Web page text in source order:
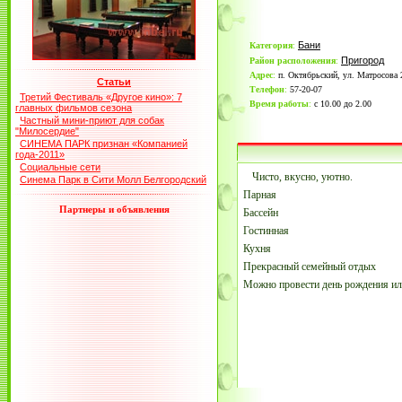
Статьи
Третий Фестиваль «Другое кино»: 7
главных фильмов сезона
Частный мини-приют для собак
"Милосердие"
СИНЕМА ПАРК признан «Компанией
года-2011»
Социальные сети
Синема Парк в Сити Молл Белгородский
Партнеры и объявления
Категория: Бани
Район расположения: Пригород
Адрес: п. Октябрьский, ул. Матросова
Телефон: 57-20-07
Время работы: с 10.00 до 2.00
Чисто, вкусно, уютно.
Парная
Бассейн
Гостинная
Кухня
Прекрасный семейный отдых
Можно провести день рождения